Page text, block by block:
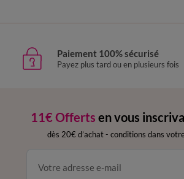
Paiement 100% sécurisé
Payez plus tard ou en plusieurs fois
11€ Offerts en vous
dès 20€ d’achat - conditions dans